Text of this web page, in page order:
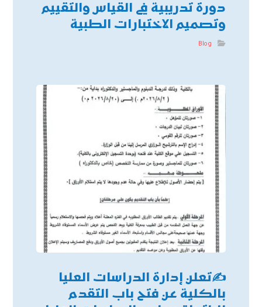
دورة تدريبية في القياس والتقييم
وتصميم الاختبارات الطبية
Blog
✍تعلن إدارة الدراسات العليا
بالكلية عن فتح باب التقدم